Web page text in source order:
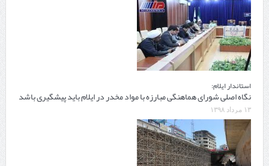
استاندار ایلام:
نگاه اصلی شورای هماهنگی مبارزه با مواد مخدر در ایلام باید پیشگیری باشد
۱۳ مرداد ۱۳۹۸